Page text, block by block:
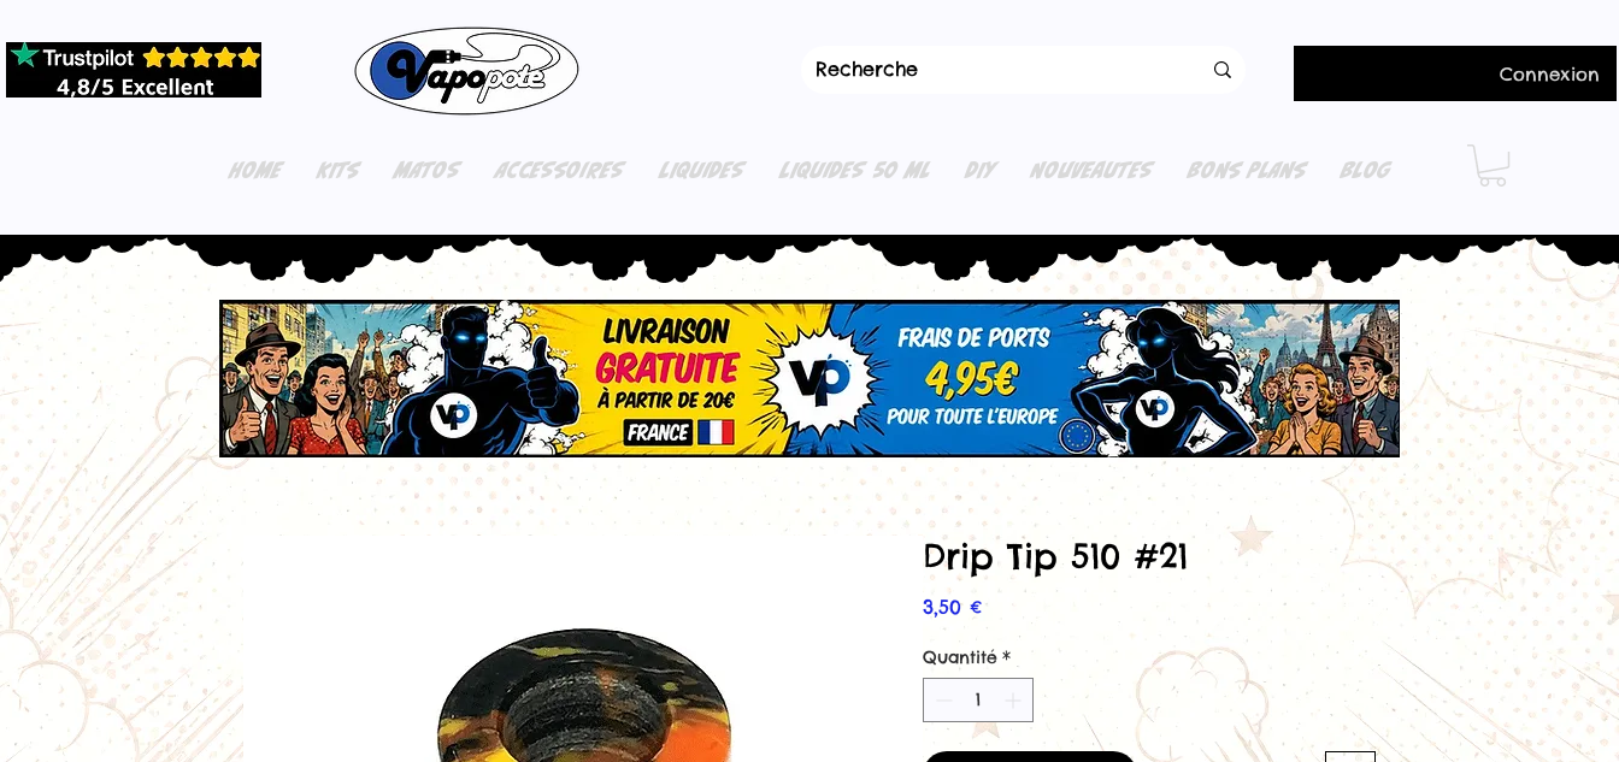
Connexion
HOME KITS MATOS ACCESSOIRES LIQUIDES LIQUIDES 50 ML DIY NOUVEAUTES BONS PLANS BLOG
Drip Tip 510 #21
3,50 €Prix
Quantité *